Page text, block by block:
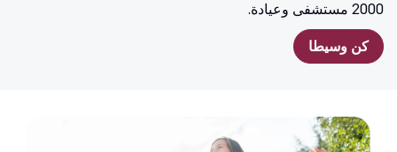
2000 مستشفى وعيادة.
كن وسيطا